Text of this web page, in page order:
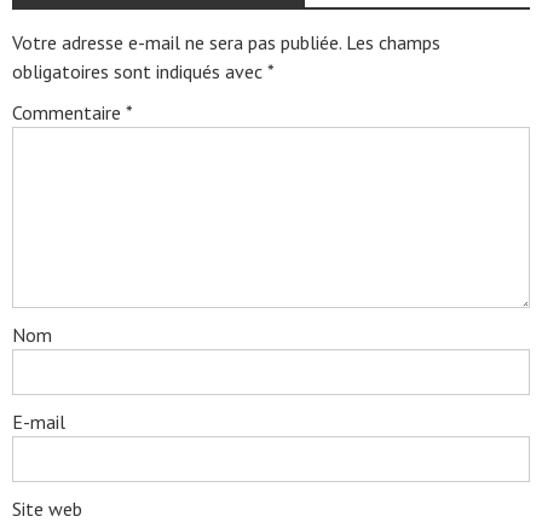
Votre adresse e-mail ne sera pas publiée. Les champs
obligatoires sont indiqués avec *
Commentaire *
Nom
E-mail
Site web